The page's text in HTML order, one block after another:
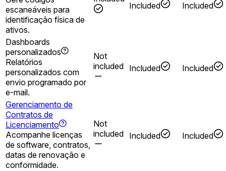
escaneáveis para
identificação física de
ativos.
Included Included
Dashboards
personalizados
Relatórios
personalizados com
envio programado por
e-mail.
Not
included Included Included
Gerenciamento de
Contratos de
Licenciamento
Acompanhe licenças
de software, contratos,
datas de renovação e
conformidade.
Not
included Included Included